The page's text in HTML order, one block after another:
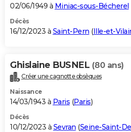
02/06/1949 à Miniac-sous-Bécherel
Décès
16/12/2023 à Saint-Pern (Ille-et-
Ghislaine BUSNEL (80 ans)
Créer une cagnotte obsèques
Naissance
14/03/1943 à Paris (Paris)
Décès
10/12/2023 à Sevran (Seine-Saint-